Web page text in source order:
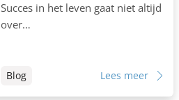
Succes in het leven gaat niet altijd
over…
Blog Lees meer